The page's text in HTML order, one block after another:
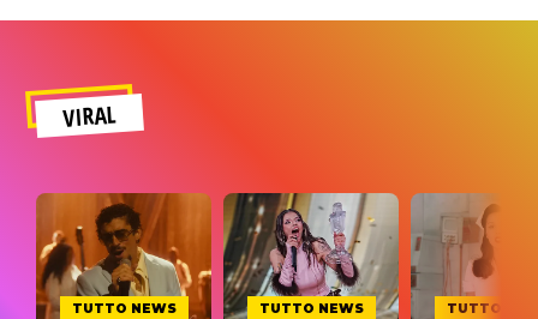
VIRAL
TUTTO NEWS TUTTO NEWS TUTTO